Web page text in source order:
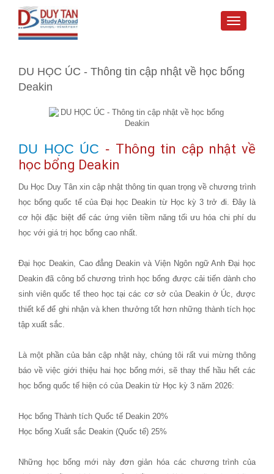
Toggle
DU HỌC ÚC - Thông tin cập nhật về học bổng
Deakin
DU HỌC ÚC - Thông tin cập nhật về
học bổng Deakin
Du Học Duy Tân xin cập nhật thông tin quan trọng về chương trình
học bổng quốc tế của Đại học Deakin từ Học kỳ 3 trở đi. Đây là
cơ hội đặc biệt để các ứng viên tiềm năng tối ưu hóa chi phí du
học với giá trị học bổng cao nhất.
Đại học Deakin, Cao đẳng Deakin và Viện Ngôn ngữ Anh Đại học
Deakin đã công bố chương trình học bổng được cải tiến dành cho
sinh viên quốc tế theo học tại các cơ sở của Deakin ở Úc, được
thiết kế để ghi nhận và khen thưởng tốt hơn những thành tích học
tập xuất sắc.
Là một phần của bản cập nhật này, chúng tôi rất vui mừng thông
báo về việc giới thiệu hai học bổng mới, sẽ thay thế hầu hết các
học bổng quốc tế hiện có của Deakin từ Học kỳ 3 năm 2026:
Học bổng Thành tích Quốc tế Deakin 20%
Học bổng Xuất sắc Deakin (Quốc tế) 25%
Những học bổng mới này đơn giản hóa các chương trình của